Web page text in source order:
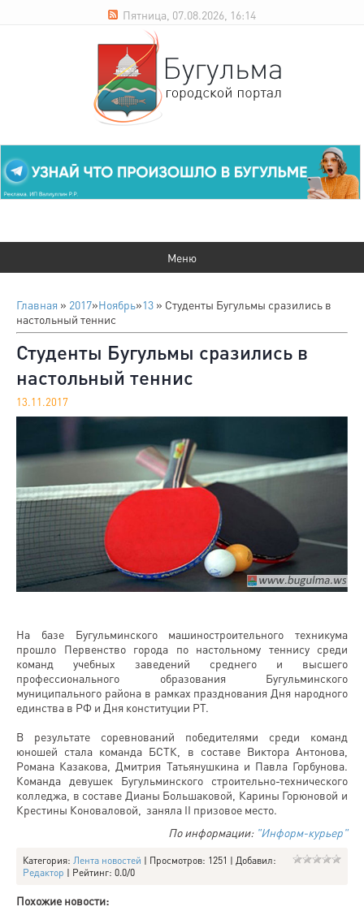
Пятница, 07.08.2026, 16:14
Главная » 2017»Ноябрь»13 » Студенты Бугульмы сразились в
настольный теннис
Студенты Бугульмы сразились в
настольный теннис
13.11.2017
На базе Бугульминского машиностроительного техникума
прошло Первенство города по настольному теннису среди
команд учебных заведений среднего и высшего
профессионального образования Бугульминского
муниципального района в рамках празднования Дня народного
единства в РФ и Дня конституции РТ.
В результате соревнований победителями среди команд
юношей стала команда БСТК, в составе Виктора Антонова,
Романа Казакова, Дмитрия Татьянушкина и Павла Горбунова.
Команда девушек Бугульминского строительно-технического
колледжа, в составе Дианы Большаковой, Карины Горюновой и
Крестины Коноваловой, заняла II призовое место.
По информации: "Информ-курьер"
Категория: Лента новостей | Просмотров: 1251 | Добавил:
Редактор | Рейтинг: 0.0/0
Похожие новости: